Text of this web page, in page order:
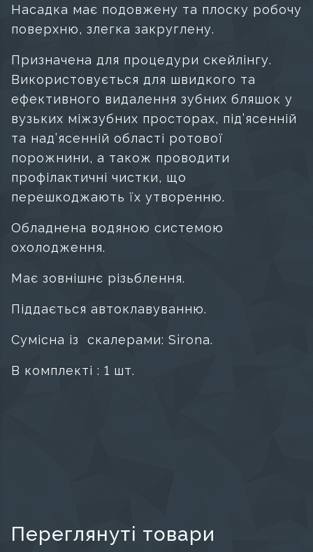
Насадка має подовжену та плоску робочу
поверхню, злегка закруглену.
Призначена для процедури скейлінгу.
Використовується для швидкого та
ефективного видалення зубних бляшок у
вузьких міжзубних просторах, під’ясенній
та над’ясенній області ротової
порожнини, а також проводити
профілактичні чистки, що
перешкоджають їх утворенню.
Обладнена водяною системою
охолодження.
Має зовнішнє різьблення.
Піддається автоклавуванню.
Сумісна із скалерами: Sirona.
В комплекті : 1 шт.
Переглянуті товари